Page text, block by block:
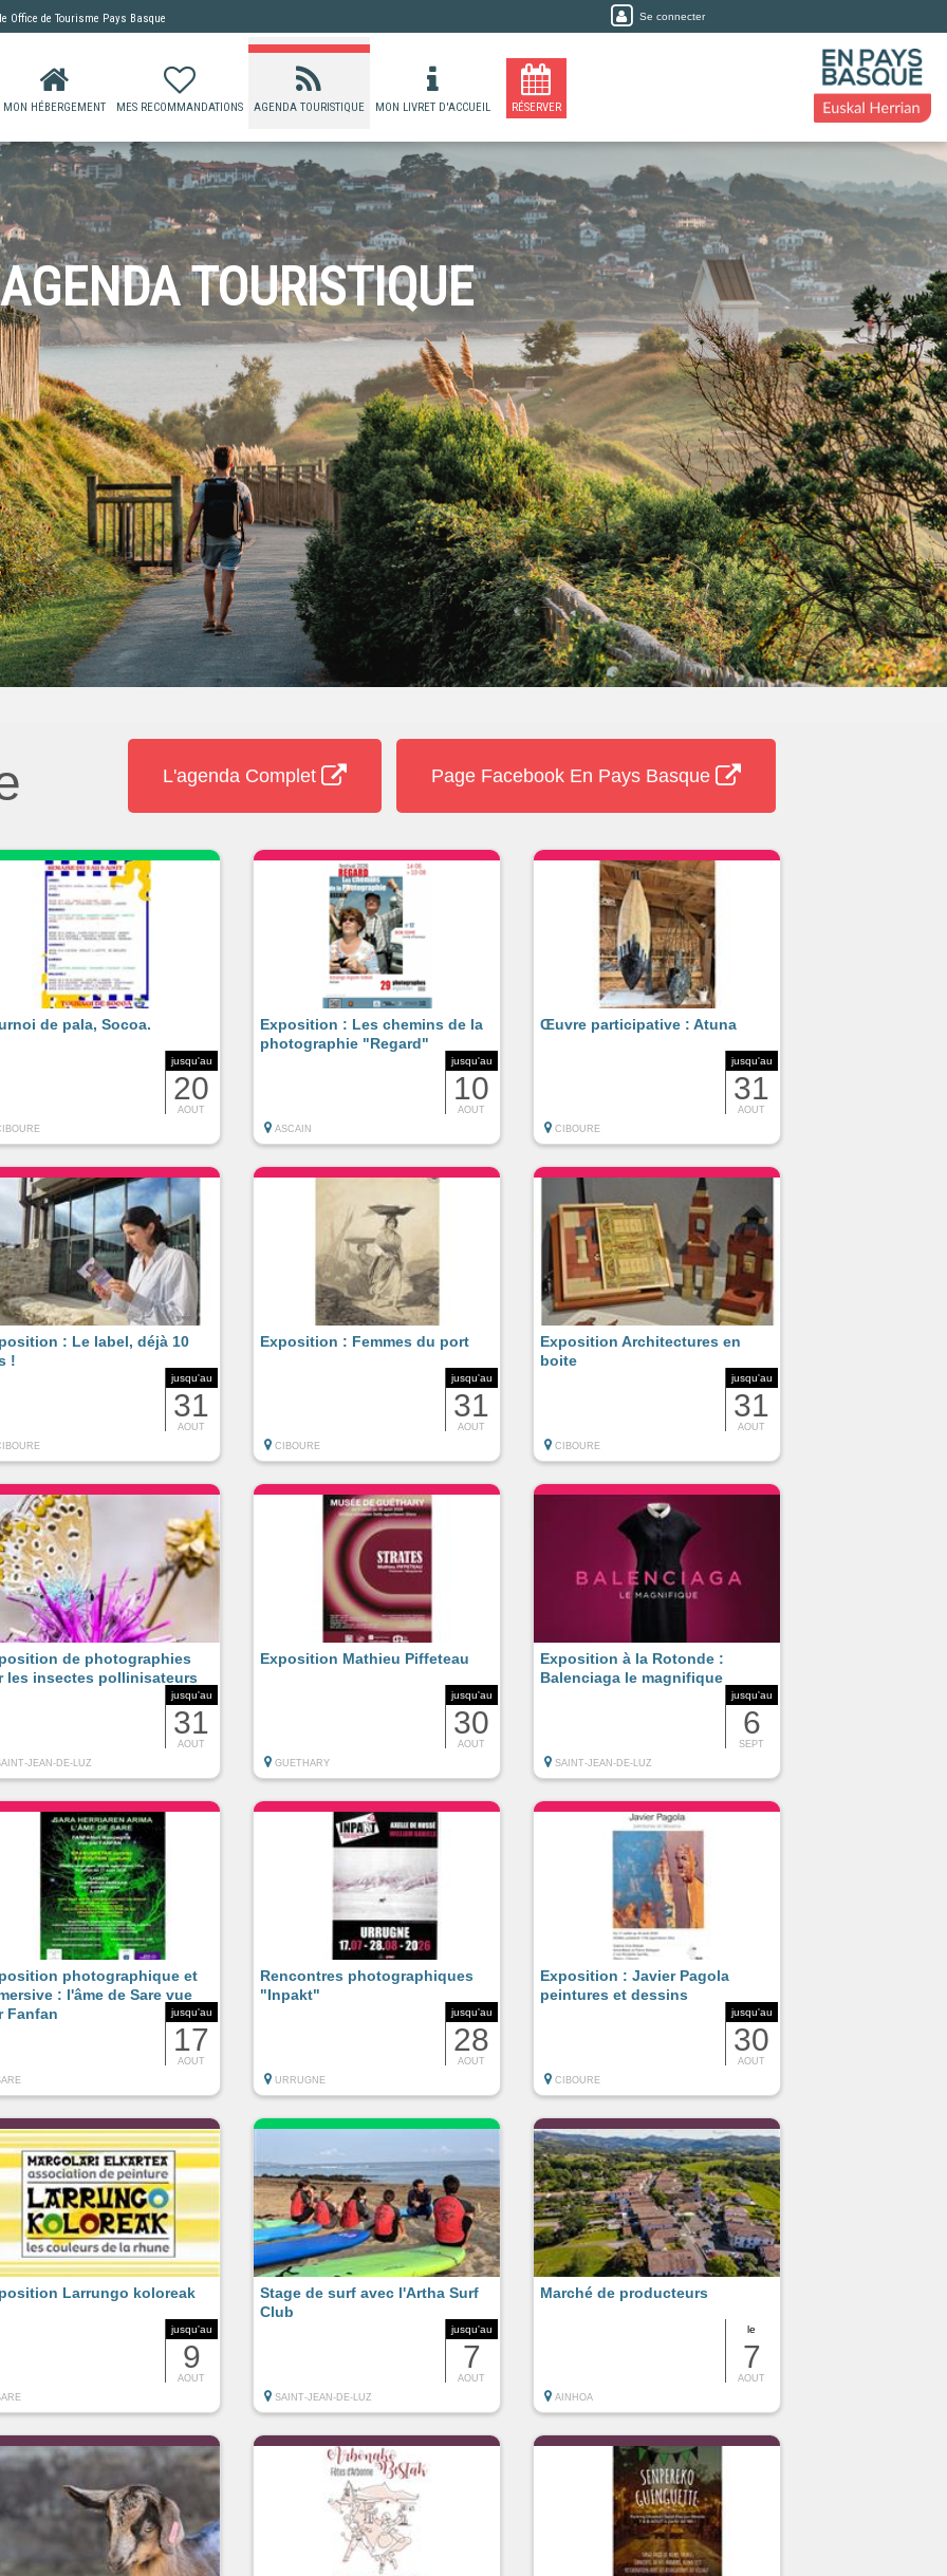
Office de Tourisme Pays Basque Se connecter
MON HÉBERGEMENT MES RECOMMANDATIONS AGENDA TOURISTIQUE MON LIVRET D'ACCUEIL RÉSERVER
AGENDA TOURISTIQUE
L'agenda Complet Page Facebook En Pays Basque
jusqu'au
20
AOUT
de pala, Socoa.
jusqu'au
10
AOUT
Exposition : Les chemins de la
photographie "Regard"
ASCAIN
jusqu'au
31
AOUT
Œuvre participative : Atuna
CIBOURE
jusqu'au
31
AOUT
: Le label, déjà 10
!
jusqu'au
31
AOUT
Exposition : Femmes du port
CIBOURE
jusqu'au
31
AOUT
Exposition Architectures en
boite
CIBOURE
jusqu'au
31
AOUT
de photographies
les insectes pollinisateurs
JEAN-DE-LUZ
jusqu'au
30
AOUT
Exposition Mathieu Piffeteau
GUETHARY
jusqu'au
6
SEPT
Exposition à la Rotonde :
Balenciaga le magnifique
SAINT-JEAN-DE-LUZ
jusqu'au
17
AOUT
photographique et
: l'âme de Sare vue
Fanfan
jusqu'au
28
AOUT
Rencontres photographiques
"Inpakt"
URRUGNE
jusqu'au
30
AOUT
Exposition : Javier Pagola
peintures et dessins
CIBOURE
jusqu'au
9
AOUT
Larrungo koloreak
jusqu'au
7
AOUT
Stage de surf avec l'Artha Surf
Club
SAINT-JEAN-DE-LUZ
le
7
AOUT
Marché de producteurs
AINHOA